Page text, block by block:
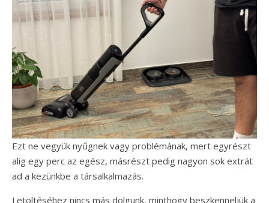
Ezt ne vegyük nyűgnek vagy problémának, mert egyrészt
alig egy perc az egész, másrészt pedig nagyon sok extrát
ad a kezünkbe a társalkalmazás.
Letöltéséhez nincs más dolgunk, minthogy beszkenneljük a